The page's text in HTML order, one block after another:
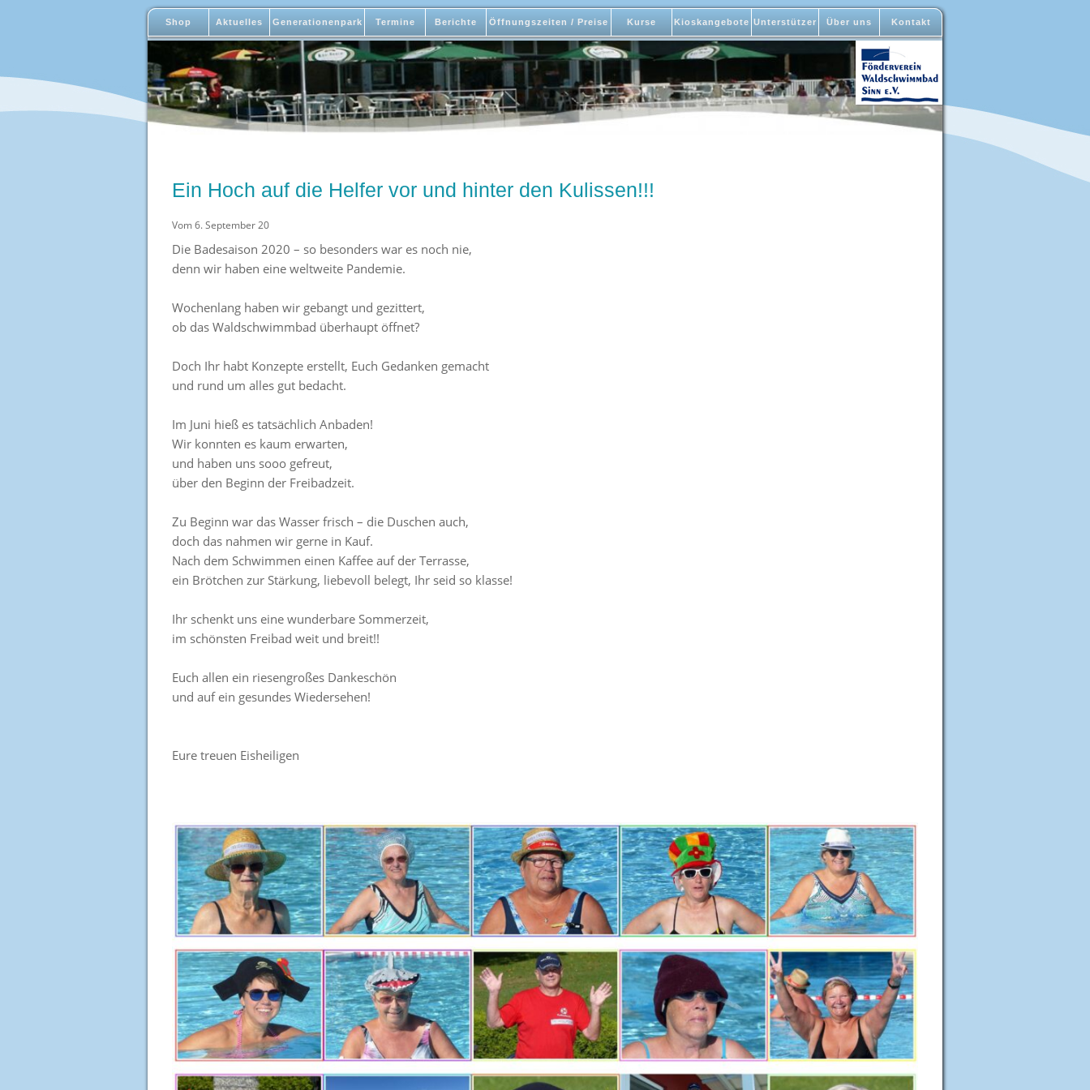
Shop Aktuelles Generationenpark Termine Berichte Öffnungszeiten / Preise Kurse Kioskangebote Unterstützer Über uns Kontakt
Ein Hoch auf die Helfer vor und hinter den Kulissen!!!
Vom 6. September 20
Die Badesaison 2020 – so besonders war es noch nie,
denn wir haben eine weltweite Pandemie.
Wochenlang haben wir gebangt und gezittert,
ob das Waldschwimmbad überhaupt öffnet?
Doch Ihr habt Konzepte erstellt, Euch Gedanken gemacht
und rund um alles gut bedacht.
Im Juni hieß es tatsächlich Anbaden!
Wir konnten es kaum erwarten,
und haben uns sooo gefreut,
über den Beginn der Freibadzeit.
Zu Beginn war das Wasser frisch – die Duschen auch,
doch das nahmen wir gerne in Kauf.
Nach dem Schwimmen einen Kaffee auf der Terrasse,
ein Brötchen zur Stärkung, liebevoll belegt, Ihr seid so klasse!
Ihr schenkt uns eine wunderbare Sommerzeit,
im schönsten Freibad weit und breit!!
Euch allen ein riesengroßes Dankeschön
und auf ein gesundes Wiedersehen!
Eure treuen Eisheiligen